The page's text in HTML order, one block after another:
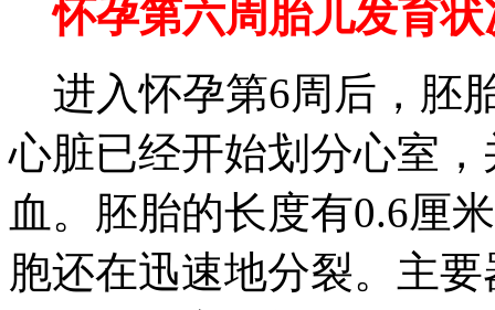
怀孕第六周胎儿发育状
进入怀孕第6周后，胚
心脏已经开始划分心室
血。胚胎的长度有0.6厘
胞还在迅速地分裂。主